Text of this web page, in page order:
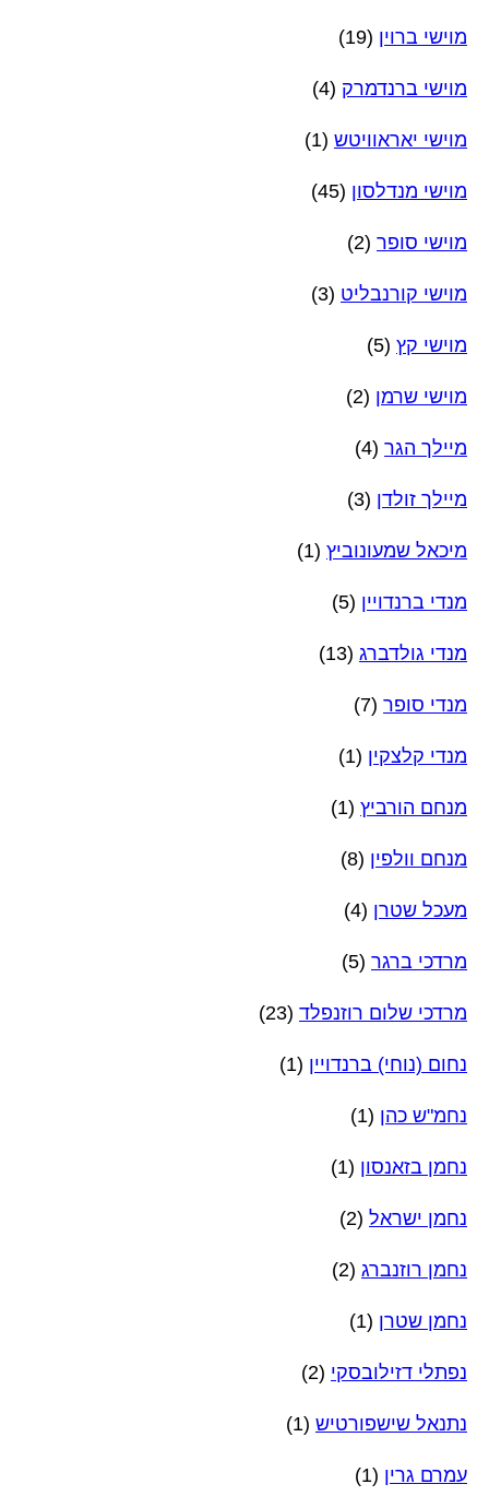
מוישי ברוין (19)
מוישי ברנדמרק (4)
מוישי יאראוויטש (1)
מוישי מנדלסון (45)
מוישי סופר (2)
מוישי קורנבליט (3)
מוישי קץ (5)
מוישי שרמן (2)
מיילך הגר (4)
מיילך זולדן (3)
מיכאל שמעונוביץ (1)
מנדי ברנדויין (5)
מנדי גולדברג (13)
מנדי סופר (7)
מנדי קלצקין (1)
מנחם הורביץ (1)
מנחם וולפין (8)
מעכל שטרן (4)
מרדכי ברגר (5)
מרדכי שלום רוזנפלד (23)
נחום (נוחי) ברנדויין (1)
נחמ"ש כהן (1)
נחמן בזאנסון (1)
נחמן ישראל (2)
נחמן רוזנברג (2)
נחמן שטרן (1)
נפתלי דזילובסקי (2)
נתנאל שישפורטיש (1)
עמרם גרין (1)